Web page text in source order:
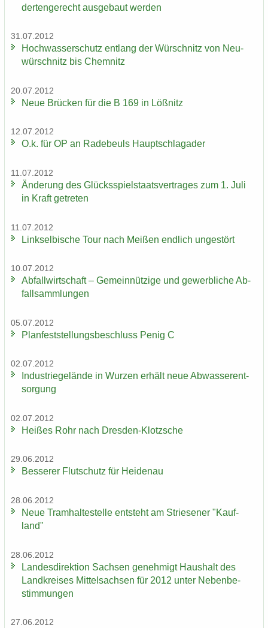
der­ten­ge­recht aus­ge­baut wer­den
31.07.2012
Hoch­was­ser­schutz ent­lang der Wür­schnitz von Neu­
wür­schnitz bis Chem­nitz
20.07.2012
Neue Brü­cken für die B 169 in Löß­nitz
12.07.2012
O.k. für OP an Ra­de­beuls Haupt­schlag­ader
11.07.2012
Än­de­rung des Glücks­spiel­staats­ver­tra­ges zum 1. Juli
in Kraft ge­tre­ten
11.07.2012
Linksel­bi­sche Tour nach Mei­ßen end­lich un­ge­stört
10.07.2012
Ab­fall­wirt­schaft – Ge­mein­nüt­zi­ge und ge­werb­li­che Ab­
fall­samm­lun­gen
05.07.2012
Plan­fest­stel­lungs­be­schluss Penig C
02.07.2012
In­dus­trie­ge­län­de in Wur­zen er­hält neue Ab­was­ser­ent­
sor­gung
02.07.2012
Hei­ßes Rohr nach Dresden-​Klotzsche
29.06.2012
Bes­se­rer Flut­schutz für Hei­den­au
28.06.2012
Neue Tram­hal­te­stel­le ent­steht am Strie­se­ner "Kauf­
land"
28.06.2012
Lan­des­di­rek­ti­on Sach­sen ge­neh­migt Haus­halt des
Land­krei­ses Mit­tel­sach­sen für 2012 unter Ne­ben­be­
stim­mun­gen
27.06.2012